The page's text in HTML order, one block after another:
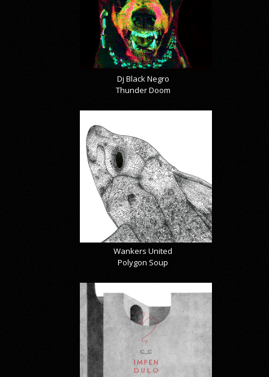
Dj Black Negro
Thunder Doom
Wankers United
Polygon Soup